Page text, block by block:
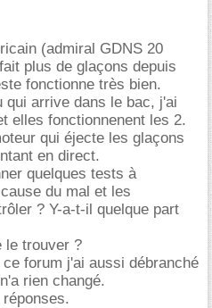
(admiral GDNS 20
plus de glaçons depuis
fonctionne très bien.
qui arrive dans le bac, j'ai
elles fonctionnenent les 2.
qui éjecte les glaçons
en direct.
quelques tests à
du mal et les
? Y-a-t-il quelque part
le trouver ?
forum j'ai aussi débranché
rien changé.